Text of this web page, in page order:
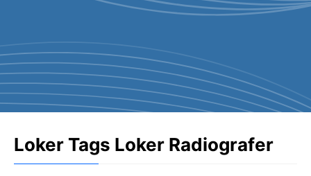
Loker Tags Loker Radiografer